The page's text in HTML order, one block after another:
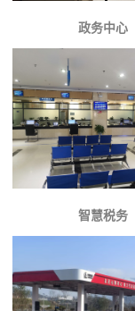
政务中心
智慧税务